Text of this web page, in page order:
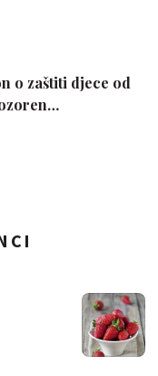
o zaštiti djece od